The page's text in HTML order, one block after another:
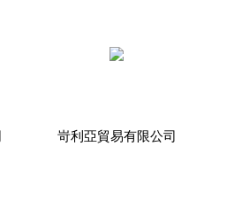
岢利亞貿易有限公司